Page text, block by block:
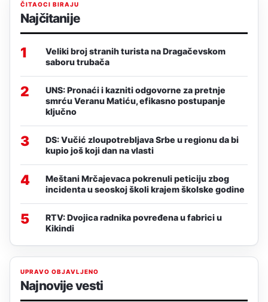
ČITAOCI BIRAJU
Najčitanije
1
Veliki broj stranih turista na Dragačevskom
saboru trubača
2
UNS: Pronaći i kazniti odgovorne za pretnje
smrću Veranu Matiću, efikasno postupanje
ključno
3
DS: Vučić zloupotrebljava Srbe u regionu da bi
kupio još koji dan na vlasti
4
Meštani Mrčajevaca pokrenuli peticiju zbog
incidenta u seoskoj školi krajem školske godine
5
RTV: Dvojica radnika povređena u fabrici u
Kikindi
UPRAVO OBJAVLJENO
Najnovije vesti